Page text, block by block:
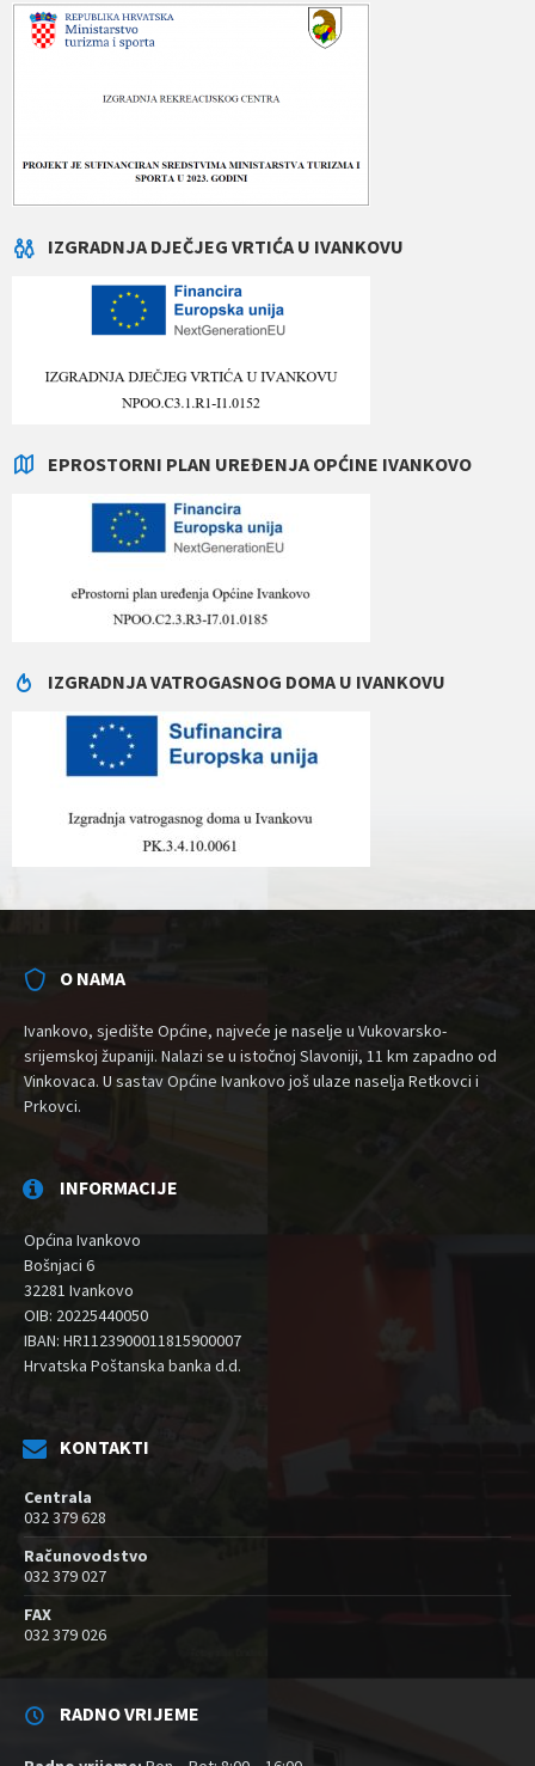
IZGRADNJA DJEČJEG VRTIĆA U IVANKOVU
EPROSTORNI PLAN UREĐENJA OPĆINE IVANKOVO
IZGRADNJA VATROGASNOG DOMA U IVANKOVU
O NAMA
Ivankovo, sjedište Općine, najveće je naselje u Vukovarsko-
srijemskoj županiji. Nalazi se u istočnoj Slavoniji, 11 km zapadno od
Vinkovaca. U sastav Općine Ivankovo još ulaze naselja Retkovci i
Prkovci.
INFORMACIJE
Općina Ivankovo
Bošnjaci 6
32281 Ivankovo
OIB: 20225440050
IBAN: HR1123900011815900007
Hrvatska Poštanska banka d.d.
KONTAKTI
Centrala
032 379 628
Računovodstvo
032 379 027
FAX
032 379 026
RADNO VRIJEME